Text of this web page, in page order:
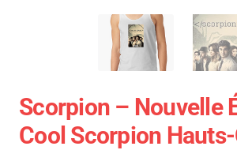
Scorpion – Nouvelle
Cool Scorpion